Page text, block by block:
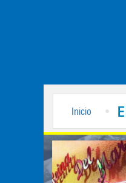
Inicio